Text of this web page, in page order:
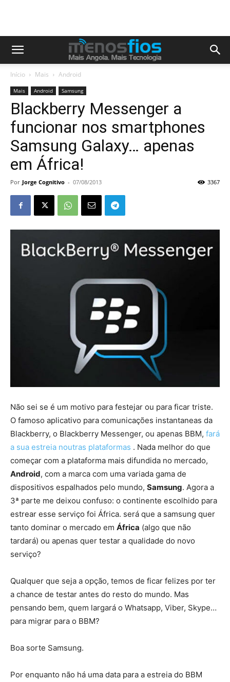
Início Mais Android
Mais Android Samsung
Blackberry Messenger a
funcionar nos smartphones
Samsung Galaxy… apenas
em África!
Por Jorge Cognitivo - 07/08/2013 3367
Não sei se é um motivo para festejar ou para ficar triste.
O famoso aplicativo para comunicações instantaneas da
Blackberry, o Blackberry Messenger, ou apenas BBM, fará
a sua estreia noutras plataformas . Nada melhor do que
começar com a plataforma mais difundida no mercado,
Android, com a marca com uma variada gama de
dispositivos espalhados pelo mundo, Samsung. Agora a
3ª parte me deixou confuso: o continente escolhido para
estrear esse serviço foi África. será que a samsung quer
tanto dominar o mercado em África (algo que não
tardará) ou apenas quer testar a qualidade do novo
serviço?
Qualquer que seja a opção, temos de ficar felizes por ter
a chance de testar antes do resto do mundo. Mas
pensando bem, quem largará o Whatsapp, Viber, Skype…
para migrar para o BBM?
Boa sorte Samsung.
Por enquanto não há uma data para a estreia do BBM